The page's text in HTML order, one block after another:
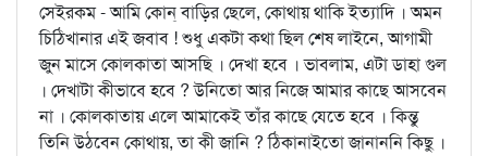
সেইরকম - আমি কোন্‌ বাড়ির ছেলে, কোথায় থাকি ইত্যাদি । অমন
চিঠিখানার এই জবাব ! শুধু একটা কথা ছিল শেষ লাইনে, আগামী
জুন মাসে কোলকাতা আসছি । দেখা হবে । ভাবলাম, এটা ডাহা গুল
। দেখাটা কীভাবে হবে ? উনিতো আর নিজে আমার কাছে আসবেন
না । কোলকাতায় এলে আমাকেই তাঁর কাছে যেতে হবে । কিন্তু
তিনি উঠবেন কোথায়, তা কী জানি ? ঠিকানাইতো জানাননি কিছু ।